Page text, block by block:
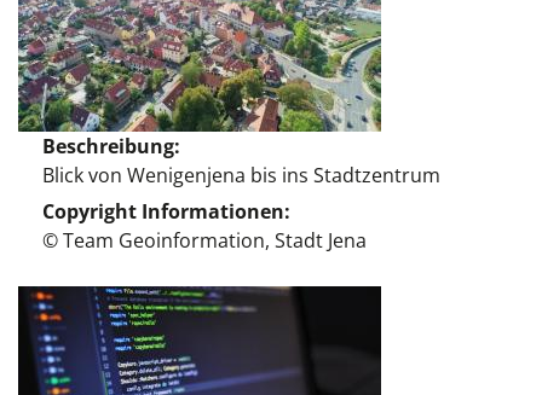
Beschreibung
Blick von Wenigenjena bis ins Stadtzentrum
Copyright Informationen
© Team Geoinformation, Stadt Jena